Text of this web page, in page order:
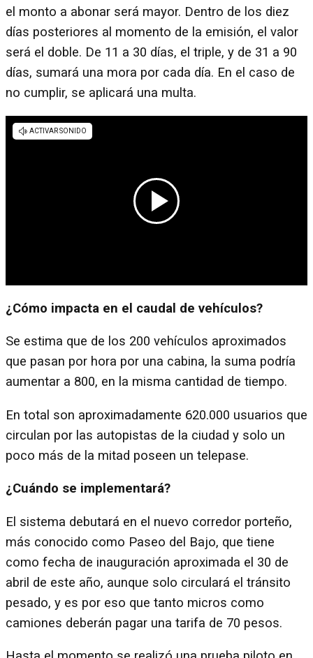
el monto a abonar será mayor. Dentro de los diez
días posteriores al momento de la emisión, el valor
será el doble. De 11 a 30 días, el triple, y de 31 a 90
días, sumará una mora por cada día. En el caso de
no cumplir, se aplicará una multa.
¿Cómo impacta en el caudal de vehículos?
Se estima que de los 200 vehículos aproximados
que pasan por hora por una cabina, la suma podría
aumentar a 800, en la misma cantidad de tiempo.
En total son aproximadamente 620.000 usuarios que
circulan por las autopistas de la ciudad y solo un
poco más de la mitad poseen un telepase.
¿Cuándo se implementará?
El sistema debutará en el nuevo corredor porteño,
más conocido como Paseo del Bajo, que tiene
como fecha de inauguración aproximada el 30 de
abril de este año, aunque solo circulará el tránsito
pesado, y es por eso que tanto micros como
camiones deberán pagar una tarifa de 70 pesos.